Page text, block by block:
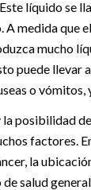
líquido se
medida que
mucho
puede llevar
o vómitos,
posibilidad
factores.
la
salud